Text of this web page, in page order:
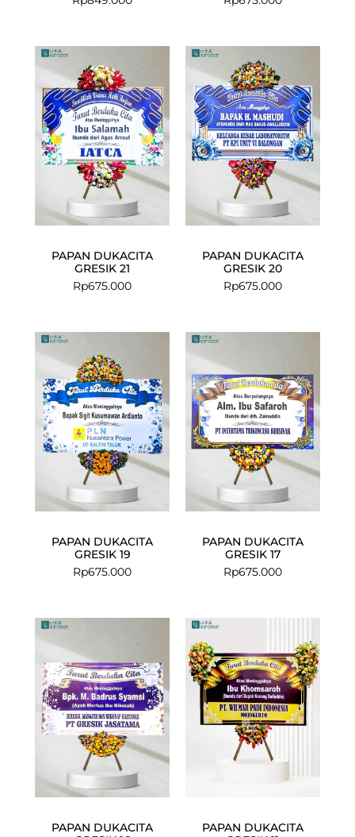
PAPAN DUKACITA
GRESIK 21
Rp675.000
PAPAN DUKACITA
GRESIK 20
Rp675.000
PAPAN DUKACITA
GRESIK 19
Rp675.000
PAPAN DUKACITA
GRESIK 17
Rp675.000
PAPAN DUKACITA
PAPAN DUKACITA